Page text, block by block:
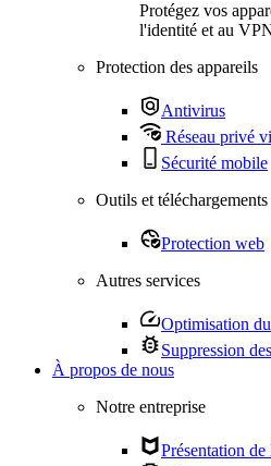
Protégez vos
l'identité et au
Protection des appareils
Antivirus
Réseau privé
Sécurité mobile
Outils et
Protection web
Autres services
Optimisation
Suppression
À propos de nous
Notre entreprise
Présentation de